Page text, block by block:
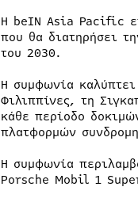
Η beIN Asia Pacific
που θα διατηρήσει
του 2030.
Η συμφωνία
Φιλιππίνες, τη
κάθε περίοδο
πλατφορμών
Η συμφωνία
Porsche Mobil 1